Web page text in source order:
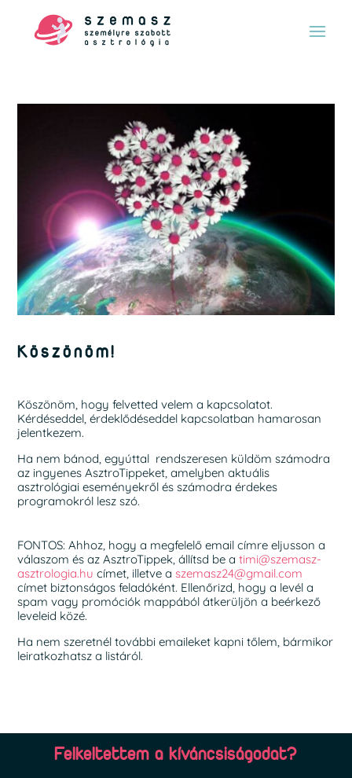
Köszönöm!
Köszönöm, hogy felvetted velem a kapcsolatot.
Kérdéseddel, érdeklődéseddel kapcsolatban hamarosan
jelentkezem.
Ha nem bánod, egyúttal rendszeresen küldöm számodra
az ingyenes AsztroTippeket, amelyben aktuális
asztrológiai eseményekről és számodra érdekes
programokról lesz szó.
FONTOS: Ahhoz, hogy a megfelelő email címre eljusson a
válaszom és az AsztroTippek, állítsd be atimi@szemasz-
asztrologia.hu címet, illetve aszemasz24@gmail.com
címet biztonságos feladóként. Ellenőrizd, hogy a levél a
spam vagy promóciók mappából átkerüljön a beérkező
leveleid közé.
Ha nem szeretnél további emaileket kapni tőlem, bármikor
leiratkozhatsz a listáról.
Felkeltettem a kíváncsiságodat?